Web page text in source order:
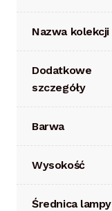
Nazwa kolekcji
Dodatkowe
szczegóły
Barwa
Wysokość
Średnica lampy